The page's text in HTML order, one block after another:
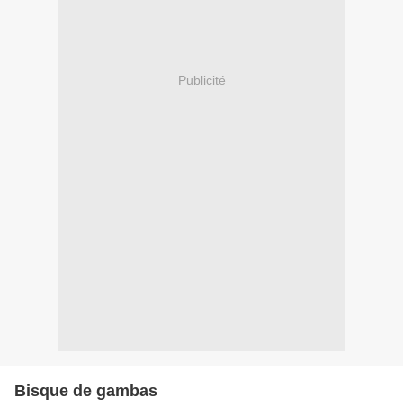
Publicité
Bisque de gambas